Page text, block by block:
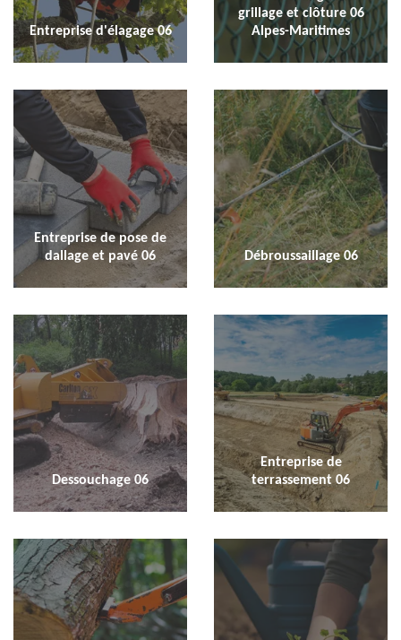
Entreprise d'élagage 06
grillage et clôture 06
Alpes-Maritimes
Entreprise de pose de
dallage et pavé 06
Débroussaillage 06
Dessouchage 06
Entreprise de
terrassement 06